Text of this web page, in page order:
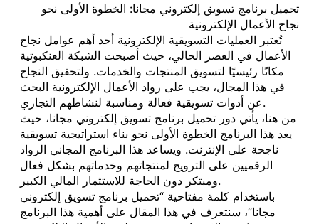
تحميل برنامج تسويق إلكتروني مجانا: الخطوة الأولى نحو
نجاح الأعمال الإلكترونية
تُعتبر العمليات التسويقية الإلكترونية أحد أهم عوامل نجاح
الأعمال في العصر الحالي، حيث أصبحت الشبكة العنكبوتية
مكانًا رئيسيًا لتسويق المنتجات والخدمات. ولتحقيق النجاح
في هذا المجال، يجب على رواد الأعمال الإلكترونية البحث
عن أدوات تسويقية فعالة ومناسبة لنشاطهم التجاري.
من هنا، يأتي دور تحميل برنامج تسويق إلكتروني مجانا، حيث
يعد هذا البرنامج الخطوة الأولى نحو بناء استراتيجية تسويقية
ناجحة على الإنترنت. ويساعد هذا البرنامج المجاني الرواد
الرقميين على الترويج لمنتجاتهم وخدماتهم بشكل فعال
ومبتكر دون الحاجة للاستثمار المالي الكبير.
باستخدام كلمة مفتاحية “تحميل برنامج تسويق إلكتروني
مجانا”، سنتعرف في هذا المقال على أهمية هذا البرنامج